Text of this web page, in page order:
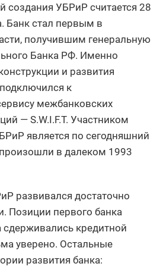
создания УБРиР считается 28
Банк стал первым в
получившим генеральную
Банка РФ. Именно
и развития
к
межбанковских
— S.W.I.F.T. Участником
является по сегодняшний
в далеком 1993
развивался достаточно
Позиции первого банка
сдерживались кредитной
уверено. Остальные
развития банка: